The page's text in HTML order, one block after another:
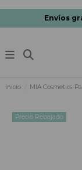
Envíos
Inicio MIA Cosmetics-
Precio Rebajado